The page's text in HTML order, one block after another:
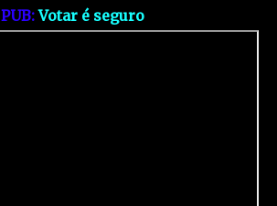
PUB:Votar é seguro